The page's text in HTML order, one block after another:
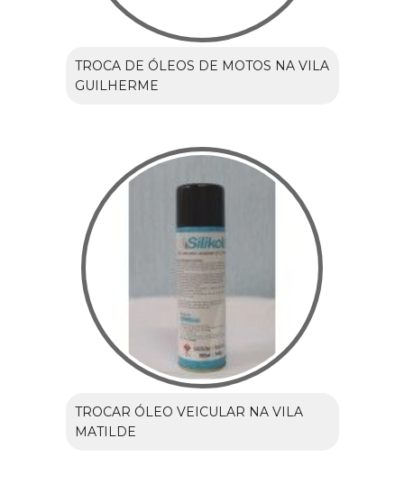
TROCA DE ÓLEOS DE MOTOS NA VILA
GUILHERME
TROCAR ÓLEO VEICULAR NA VILA
MATILDE